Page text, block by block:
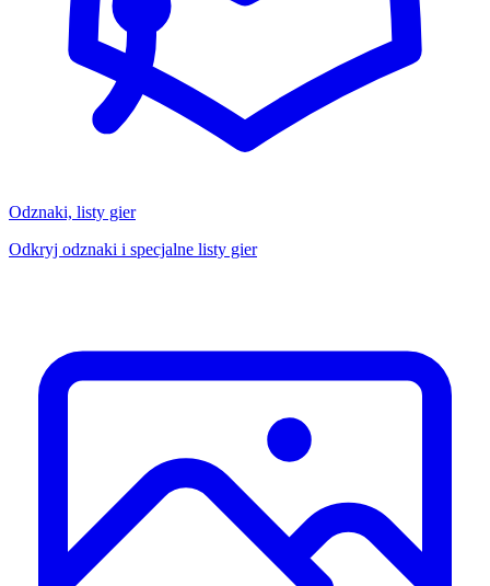
Odznaki, listy gier
Odkryj odznaki i specjalne listy gier